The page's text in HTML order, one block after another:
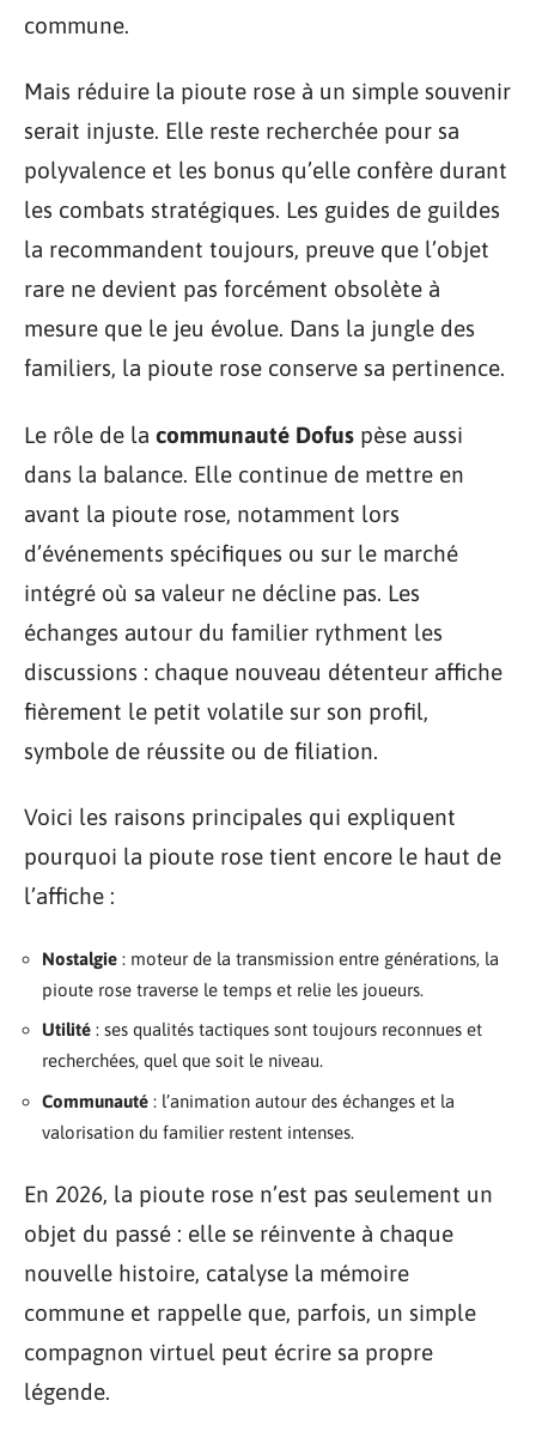
commune.
Mais réduire la pioute rose à un simple souvenir
serait injuste. Elle reste recherchée pour sa
polyvalence et les bonus qu’elle confère durant
les combats stratégiques. Les guides de guildes
la recommandent toujours, preuve que l’objet
rare ne devient pas forcément obsolète à
mesure que le jeu évolue. Dans la jungle des
familiers, la pioute rose conserve sa pertinence.
Le rôle de la communauté Dofus pèse aussi
dans la balance. Elle continue de mettre en
avant la pioute rose, notamment lors
d’événements spécifiques ou sur le marché
intégré où sa valeur ne décline pas. Les
échanges autour du familier rythment les
discussions : chaque nouveau détenteur affiche
fièrement le petit volatile sur son profil,
symbole de réussite ou de filiation.
Voici les raisons principales qui expliquent
pourquoi la pioute rose tient encore le haut de
l’affiche :
Nostalgie : moteur de la transmission entre générations, la
pioute rose traverse le temps et relie les joueurs.
Utilité : ses qualités tactiques sont toujours reconnues et
recherchées, quel que soit le niveau.
Communauté : l’animation autour des échanges et la
valorisation du familier restent intenses.
En 2026, la pioute rose n’est pas seulement un
objet du passé : elle se réinvente à chaque
nouvelle histoire, catalyse la mémoire
commune et rappelle que, parfois, un simple
compagnon virtuel peut écrire sa propre
légende.